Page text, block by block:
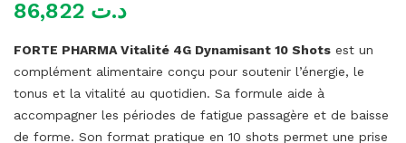
د.ت
FORTE PHARMA Vitalité 4G Dynamisant 10 Shots est un
complément alimentaire conçu pour soutenir l’énergie, le
tonus et la vitalité au quotidien. Sa formule aide à
accompagner les périodes de fatigue passagère et de baisse
de forme. Son format pratique en 10 shots permet une prise